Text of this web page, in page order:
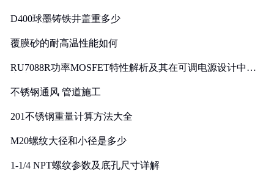
D400球墨铸铁井盖重多少
覆膜砂的耐高温性能如何
RU7088R功率MOSFET特性解析及其在可调电源设计中的
不锈钢通风 管道施工
201不锈钢重量计算方法大全
M20螺纹大径和小径是多少
1-1/4 NPT螺纹参数及底孔尺寸详解